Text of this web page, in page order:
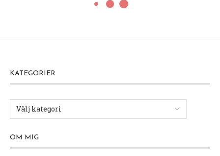
KATEGORIER
OM MIG